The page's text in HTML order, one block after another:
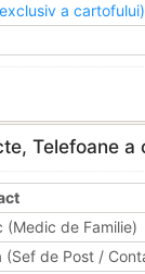
a cartofului)
Telefoane
(Medic de Familie)
(Sef de Post /